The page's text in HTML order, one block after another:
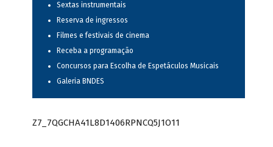
Sextas instrumentais
Reserva de ingressos
Filmes e festivais de cinema
Receba a programação
Concursos para Escolha de Espetáculos Musicais
Galeria BNDES
Z7_7QGCHA41L8D1406RPNCQ5J1O11